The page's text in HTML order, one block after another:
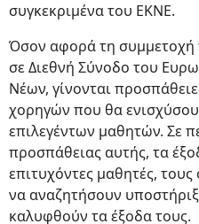
συγκεκριμένα του ΕΚΝΕ.
Όσον αφορά τη συμμετοχή
σε Διεθνή Σύνοδο του
Νέων, γίνονται
χορηγών που θα
επιλεγέντων μαθητών. Σε
προσπάθειας αυτής, τα
επιτυχόντες μαθητές,
να αναζητήσουν
καλυφθούν τα έξοδα τους.